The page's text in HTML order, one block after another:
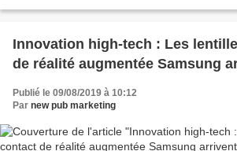
Innovation high-tech : Les
de réalité augmentée Samsung
Publié le 09/08/2019 à 10:12
Par new pub marketing